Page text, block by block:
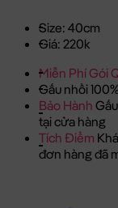
Size: 40cm
Giá: 220k
Miễn Phí Gói
Gấu nhồi
Bảo Hành
tại cửa hàng
Tích Điểm
đơn hàng đã